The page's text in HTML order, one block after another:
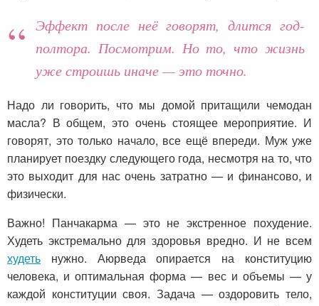
Эффект после неё говорят, длится год-
полтора. Посмотрим. Но то, что жизнь
уже строишь иначе — это точно.
Надо ли говорить, что мы домой притащили чемодан
масла? В общем, это очень стоящее мероприятие. И
говорят, это только начало, все ещё впереди. Муж уже
планирует поездку следующего года, несмотря на то, что
это выходит для нас очень затратно — и финансово, и
физически.
Важно! Панчакарма — это не экстренное похудение.
Худеть экстремально для здоровья вредно. И не всем
худеть нужно. Аюрведа опирается на конституцию
человека, и оптимальная форма — вес и объемы — у
каждой конституции своя. Задача — оздоровить тело,